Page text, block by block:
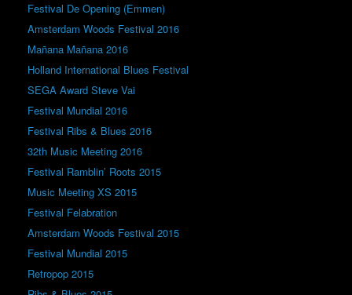
Festival De Opening (Emmen)
Amsterdam Woods Festival 2016
Mañana Mañana 2016
Holland International Blues Festival
SEGA Award Steve Vai
Festival Mundial 2016
Festival Ribs & Blues 2016
32th Music Meeting 2016
Festival Ramblin’ Roots 2015
Music Meeting XS 2015
Festival Felabration
Amsterdam Woods Festival 2015
Festival Mundial 2015
Retropop 2015